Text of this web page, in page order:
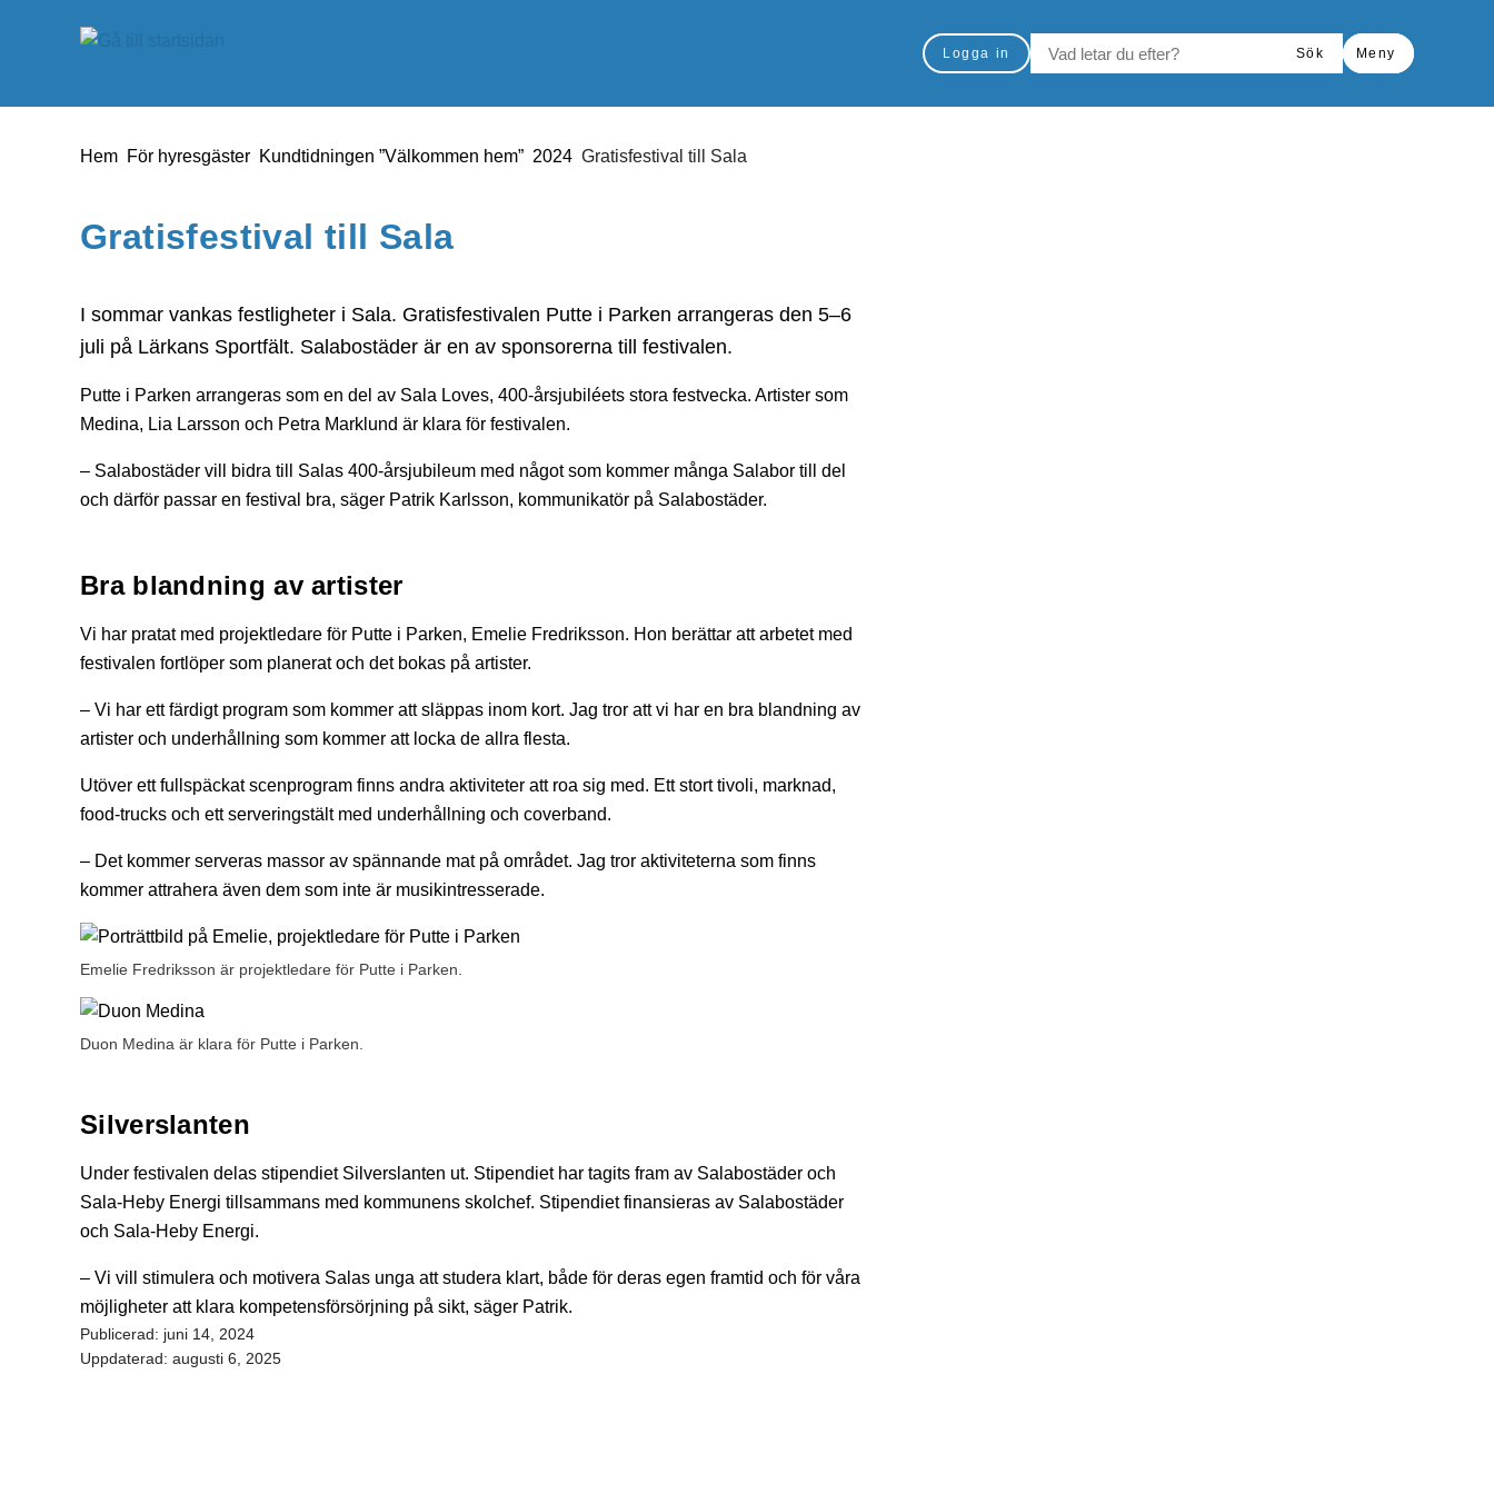
Gå till innehåll
till sidomeny
Logga in
Sök
Meny
Du är här:
Hem För hyresgäster Kundtidningen ”Välkommen hem” 2024 Gratisfestival till Sala
Gratisfestival till Sala
I sommar vankas festligheter i Sala. Gratisfestivalen Putte i Parken arrangeras den 5–6
juli på Lärkans Sportfält. Salabostäder är en av sponsorerna till festivalen.
Putte i Parken arrangeras som en del av Sala Loves, 400-årsjubiléets stora festvecka. Artister som
Medina, Lia Larsson och Petra Marklund är klara för festivalen.
– Salabostäder vill bidra till Salas 400-årsjubileum med något som kommer många Salabor till del
och därför passar en festival bra, säger Patrik Karlsson, kommunikatör på Salabostäder.
Bra blandning av artister
Vi har pratat med projektledare för Putte i Parken, Emelie Fredriksson. Hon berättar att arbetet med
festivalen fortlöper som planerat och det bokas på artister.
– Vi har ett färdigt program som kommer att släppas inom kort. Jag tror att vi har en bra blandning av
artister och underhållning som kommer att locka de allra flesta.
Utöver ett fullspäckat scenprogram finns andra aktiviteter att roa sig med. Ett stort tivoli, marknad,
food-trucks och ett serveringstält med underhållning och coverband.
– Det kommer serveras massor av spännande mat på området. Jag tror aktiviteterna som finns
kommer attrahera även dem som inte är musikintresserade.
Emelie Fredriksson är projektledare för Putte i Parken.
Duon Medina är klara för Putte i Parken.
Silverslanten
Under festivalen delas stipendiet Silverslanten ut. Stipendiet har tagits fram av Salabostäder och
Sala-Heby Energi tillsammans med kommunens skolchef. Stipendiet finansieras av Salabostäder
och Sala-Heby Energi.
– Vi vill stimulera och motivera Salas unga att studera klart, både för deras egen framtid och för våra
möjligheter att klara kompetensförsörjning på sikt, säger Patrik.
Publicerad: juni 14, 2024
Uppdaterad: augusti 6, 2025